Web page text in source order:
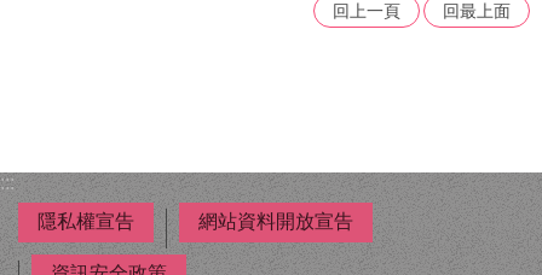
回上一頁 回最上面
:::
隱私權宣告
網站資料開放宣告